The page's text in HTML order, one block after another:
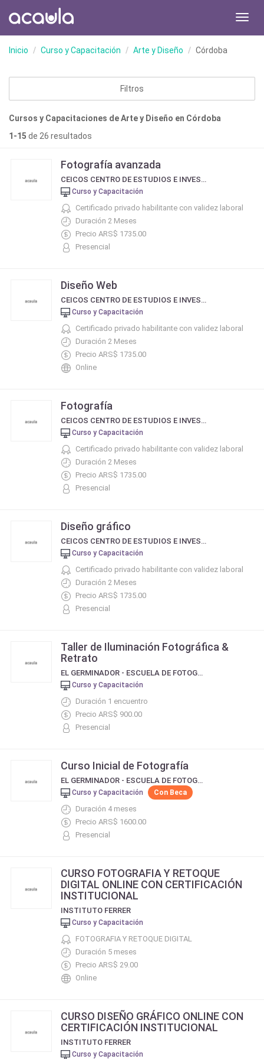
Inicio Curso y Capacitación Arte y Diseño Córdoba
Filtros
Cursos y Capacitaciones de Arte y Diseño en Córdoba
1-15 de 26 resultados
Fotografía avanzada
CEICOS CENTRO DE ESTUDIOS E INVESTIGACIÓN EN COMUNICACIÓN SOCIAL
Curso y Capacitación
Certificado privado habilitante con validez laboral
Duración 2 Meses
Precio ARS$ 1735.00
Presencial
Diseño Web
CEICOS CENTRO DE ESTUDIOS E INVESTIGACIÓN EN COMUNICACIÓN SOCIAL
Curso y Capacitación
Certificado privado habilitante con validez laboral
Duración 2 Meses
Precio ARS$ 1735.00
Online
Fotografía
CEICOS CENTRO DE ESTUDIOS E INVESTIGACIÓN EN COMUNICACIÓN SOCIAL
Curso y Capacitación
Certificado privado habilitante con validez laboral
Duración 2 Meses
Precio ARS$ 1735.00
Presencial
Diseño gráfico
CEICOS CENTRO DE ESTUDIOS E INVESTIGACIÓN EN COMUNICACIÓN SOCIAL
Curso y Capacitación
Certificado privado habilitante con validez laboral
Duración 2 Meses
Precio ARS$ 1735.00
Presencial
Taller de Iluminación Fotográfica &
Retrato
EL GERMINADOR - ESCUELA DE FOTOGRAFIA & ARTE
Curso y Capacitación
Duración 1 encuentro
Precio ARS$ 900.00
Presencial
Curso Inicial de Fotografía
EL GERMINADOR - ESCUELA DE FOTOGRAFIA & ARTE
Curso y Capacitación Con Beca
Duración 4 meses
Precio ARS$ 1600.00
Presencial
CURSO FOTOGRAFIA Y RETOQUE
DIGITAL ONLINE CON CERTIFICACIÓN
INSTITUCIONAL
INSTITUTO FERRER
Curso y Capacitación
FOTOGRAFIA Y RETOQUE DIGITAL
Duración 5 meses
Precio ARS$ 29.00
Online
CURSO DISEÑO GRÁFICO ONLINE CON
CERTIFICACIÓN INSTITUCIONAL
INSTITUTO FERRER
Curso y Capacitación